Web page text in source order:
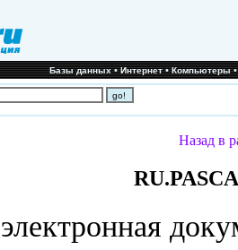
Базы данных•Интернет•Компьютеры
Назад в